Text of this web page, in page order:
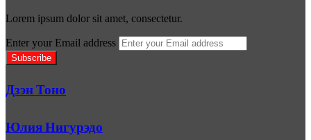
Lorem ipsum dolor sit amet, consectetur.
Enter your Email address
Дзэн Тоно
Юлия Нигурэдо